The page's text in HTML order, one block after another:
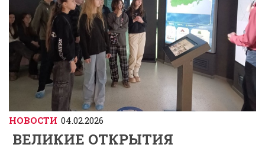
НОВОСТИ 04.02.2026
ВЕЛИКИЕ ОТКРЫТИЯ